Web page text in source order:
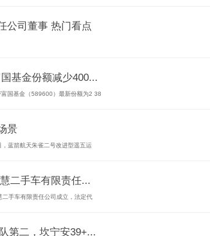
公司董事 热门看点
基金份额减少400...
国基金（589600）最新份额为2 38
景
蓝箭航天朱雀二号改进型遥五运
二手车有限责任...
手车有限责任公司成立，法定代
第二，坎宁安39+...